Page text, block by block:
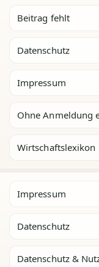
Beitrag fehlt
Datenschutz
Impressum
Ohne Anmeldung
Wirtschaftslexikon
Impressum
Datenschutz
Datenschutz &